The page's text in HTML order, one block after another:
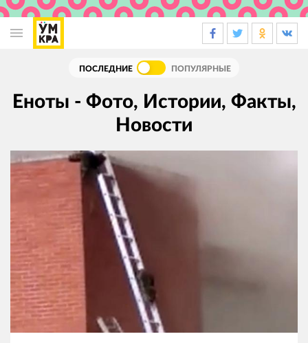
навигация
ПОСЛЕДНИЕ ПОПУЛЯРНЫЕ
Еноты - Фото, Истории, Факты,
Новости